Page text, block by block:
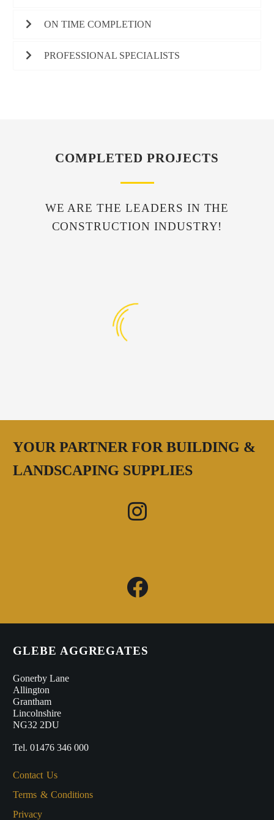
ON TIME COMPLETION
PROFESSIONAL SPECIALISTS
COMPLETED PROJECTS
WE ARE THE LEADERS IN THE
CONSTRUCTION INDUSTRY!
YOUR PARTNER FOR BUILDING &
LANDSCAPING SUPPLIES
GLEBE AGGREGATES
Gonerby Lane
Allington
Grantham
Lincolnshire
NG32 2DU
Tel. 01476 346 000
Contact Us
Terms & Conditions
Privacy